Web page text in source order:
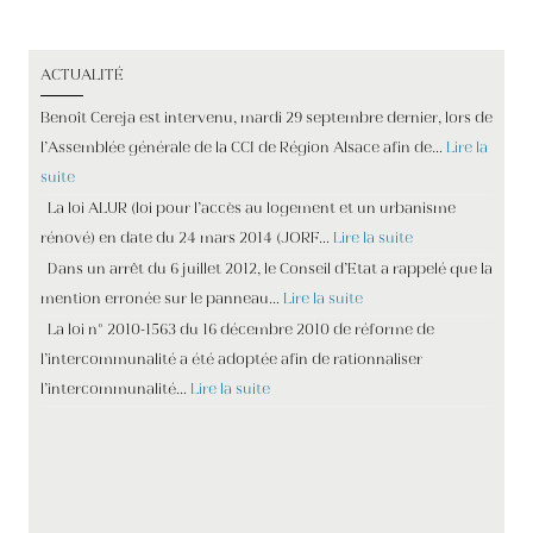
13003, 13004, 13005, 13006, 13007…. Le permis bateau va
permis bateau, vous permettra d’apprendre et d’assimiler
les bases et les rudiments à posséder pour naviguer avec
votre bateau à moteur ou bien votre Jet Ski. People. offre
valable du 11/12/2020 au 31/12/2020 (utilisation au plus tard :
31/8/2021) idee cadeau : noël, anniversaire, départ en
retraite, mariage etc.... HORAIRES D'OUVERTURE : de 14H à
19H00. How A Minor Can Be Compensated For Wrongful
ACTUALITÉ
Benoît Cereja est intervenu, mardi 29 septembre dernier, lors de
l’Assemblée générale de la CCI de Région Alsace afin de… Lire la
suite
La loi ALUR (loi pour l’accès au logement et un urbanisme
rénové) en date du 24 mars 2014 (JORF… Lire la suite
Dans un arrêt du 6 juillet 2012, le Conseil d’Etat a rappelé que la
mention erronée sur le panneau… Lire la suite
La loi n° 2010-1563 du 16 décembre 2010 de réforme de
l’intercommunalité a été adoptée afin de rationnaliser
l’intercommunalité… Lire la suite